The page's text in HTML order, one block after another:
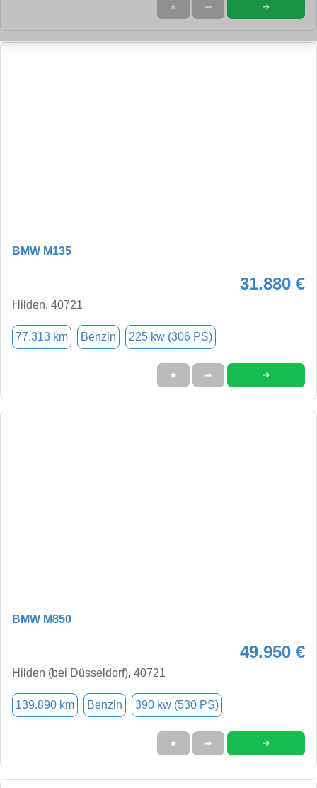
★ ➦ ➜
BMW M135
31.880 €
Hilden, 40721
77.313 km Benzin 225 kw (306 PS)
★ ➦ ➜
BMW M850
49.950 €
Hilden (bei Düsseldorf), 40721
139.890 km Benzin 390 kw (530 PS)
★ ➦ ➜